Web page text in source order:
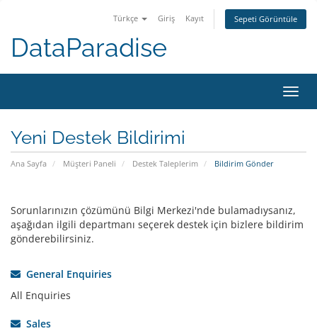
Türkçe Giriş Kayıt Sepeti Görüntüle
DataParadise
Yeni Destek Bildirimi
Ana Sayfa Müşteri Paneli Destek Taleplerim Bildirim Gönder
Sorunlarınızın çözümünü Bilgi Merkezi'nde bulamadıysanız,
aşağıdan ilgili departmanı seçerek destek için bizlere bildirim
gönderebilirsiniz.
General Enquiries
All Enquiries
Sales